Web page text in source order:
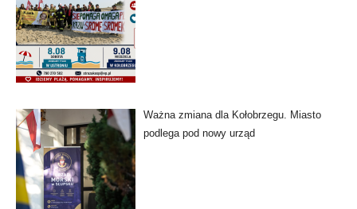
Ważna zmiana dla Kołobrzegu. Miasto
podlega pod nowy urząd